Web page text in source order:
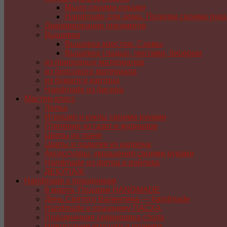
Мыло своими руками
Handmade для дома. Поделки своими
Декорирование предметов
Вышивка
Вышивка крестом. Схемы
Вышивка гладью, лентами, бисером
из природных материалов
из бросового материала
из бумаги и картона
Handmade из бисера
Мастер-класс
Лепка
Игрушки и куклы своими руками
Плетение из газет и журналов
Цветы из ткани
Цветы и поделки из капрона
Аксессуары, украшения своими руками
Handmade из фетра и войлока
ДЕКУПАЖ
Handmade к праздникам
8 марта. Подарки HANDMADE
День Святого Валентина — handmade
Handmade к празднику ПАСХA
Праздничная сервировка стола